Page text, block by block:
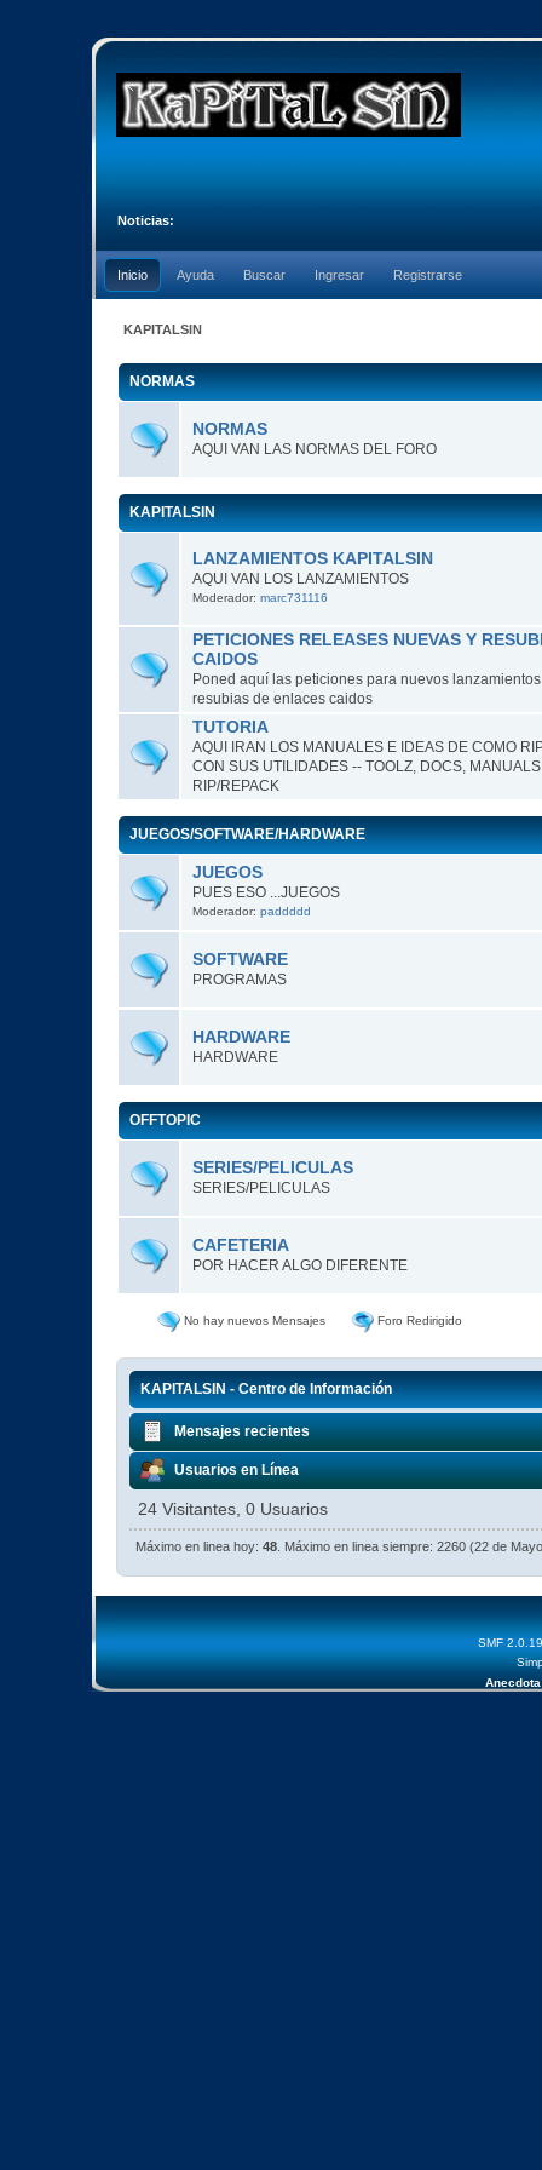
Noticias:
Inicio Ayuda Buscar Ingresar Registrarse
KAPITALSIN
NORMAS
NORMAS
AQUI VAN LAS NORMAS DEL FORO
KAPITALSIN
LANZAMIENTOS KAPITALSIN
AQUI VAN LOS LANZAMIENTOS
Moderador: marc731116
PETICIONES RELEASES NUEVAS Y
CAIDOS
Poned aquí las peticiones para nuevos
resubias de enlaces caidos
TUTORIA
AQUI IRAN LOS MANUALES E IDEAS DE COMO
CON SUS UTILIDADES -- TOOLZ, DOCS,
RIP/REPACK
JUEGOS/SOFTWARE/HARDWARE
JUEGOS
PUES ESO ...JUEGOS
Moderador: paddddd
SOFTWARE
PROGRAMAS
HARDWARE
HARDWARE
OFFTOPIC
SERIES/PELICULAS
SERIES/PELICULAS
CAFETERIA
POR HACER ALGO DIFERENTE
No hay nuevos Mensajes Foro Redirigido
KAPITALSIN - Centro de Información
Mensajes recientes
Usuarios en Línea
24 Visitantes, 0 Usuarios
Máximo en linea hoy:48 . Máximo en linea siempre: 2260 (22 de
SMF 2.0.19
Anecdota